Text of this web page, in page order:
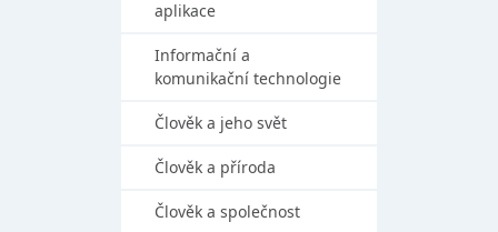
aplikace
Informační a
komunikační technologie
Člověk a jeho svět
Člověk a příroda
Člověk a společnost